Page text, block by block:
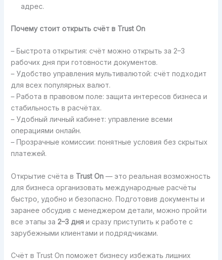
адрес.
Почему стоит открыть счёт в Trust On
– Быстрота открытия: счёт можно открыть за 2–3
рабочих дня при готовности документов.
– Удобство управления мультивалютой: счёт подходит
для всех популярных валют.
– Работа в правовом поле: защита интересов бизнеса и
стабильность в расчётах.
– Удобный личный кабинет: управление всеми
операциями онлайн.
– Прозрачные комиссии: понятные условия без скрытых
платежей.
Открытие счёта в Trust On — это реальная возможность
для бизнеса организовать международные расчёты
быстро, удобно и безопасно. Подготовив документы и
заранее обсудив с менеджером детали, можно пройти
все этапы за 2–3 дня и сразу приступить к работе с
зарубежными клиентами и подрядчиками.
Счёт в Trust On поможет бизнесу избежать лишних